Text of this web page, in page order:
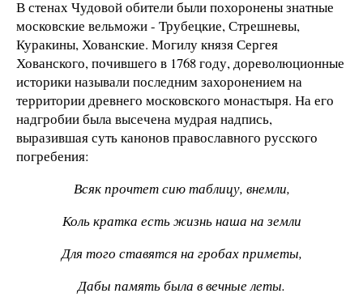
В стенах Чудовой обители были похоронены знатные
московские вельможи - Трубецкие, Стрешневы,
Куракины, Хованские. Могилу князя Сергея
Хованского, почившего в 1768 году, дореволюционные
историки называли последним захоронением на
территории древнего московского монастыря. На его
надгробии была высечена мудрая надпись,
выразившая суть канонов православного русского
погребения:
Всяк прочтет сию таблицу, внемли,
Коль кратка есть жизнь наша на земли
Для того ставятся на гробах приметы,
Дабы память была в вечные леты.